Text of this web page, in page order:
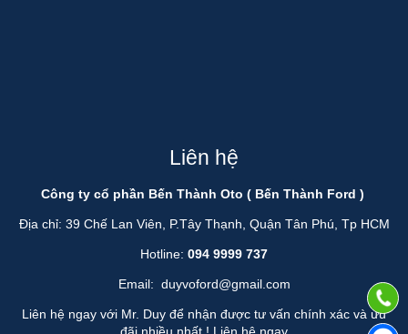
Liên hệ
Công ty cổ phần Bến Thành Oto ( Bến Thành Ford )
Địa chỉ: 39 Chế Lan Viên, P.Tây Thạnh, Quận Tân Phú, Tp HCM
Hotline: 094 9999 737
Email: duyvoford@gmail.com
Liên hệ ngay với Mr. Duy để nhận được tư vấn chính xác và ưu